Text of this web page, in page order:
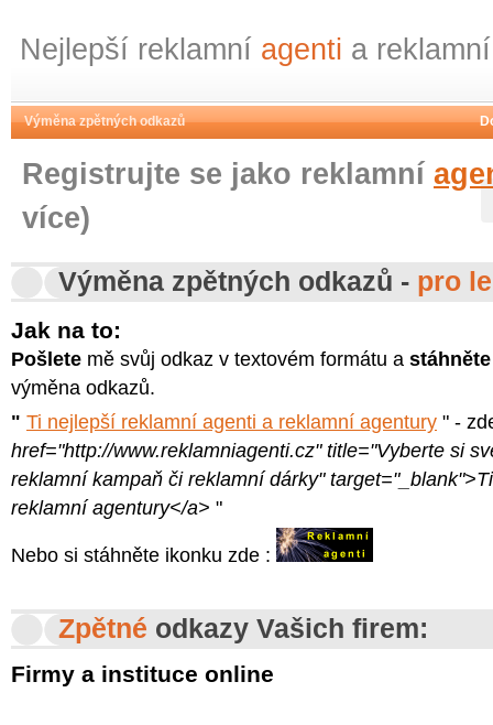
Nejlepší reklamní agenti a
Výměna zpětných odkazů
Registrujte se jako reklamní
více)
Výměna zpětných odkazů - pro
Jak na to:
Pošlete mě svůj odkaz v textovém formátu a stáhněte
výměna odkazů.
" Ti nejlepší reklamní agenti a reklamní agentury " -
href="http://www.reklamniagenti.cz" title="Vyberte si
reklamní kampaň či reklamní dárky"
reklamní agentury</a> "
Nebo si stáhněte ikonku zde :
Zpětné odkazy Vašich firem:
Firmy a instituce online